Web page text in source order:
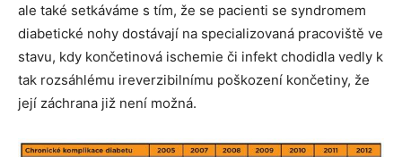
ale také setkáváme s tím, že se pacienti se syndromem
diabetické nohy dostávají na specializovaná pracoviště ve
stavu, kdy končetinová ischemie či infekt chodidla vedly k
tak rozsáhlému ireverzibilnímu poškození končetiny, že
její záchrana již není možná.